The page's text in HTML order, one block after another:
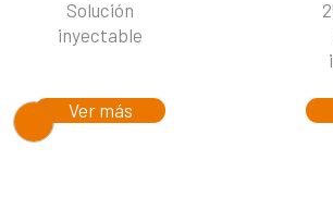
Solución
inyectable
Ver más